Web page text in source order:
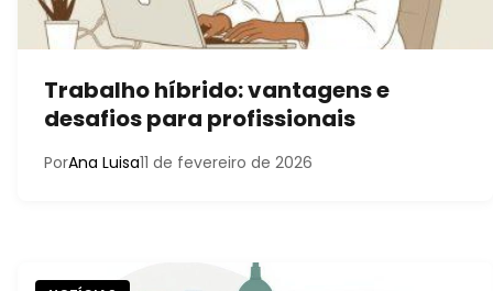
Trabalho híbrido: vantagens e
desafios para profissionais
PorAna Luisa11 de fevereiro de 2026